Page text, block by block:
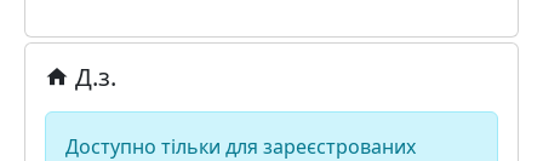
Д.з.
Доступно тільки для зареєстрованих